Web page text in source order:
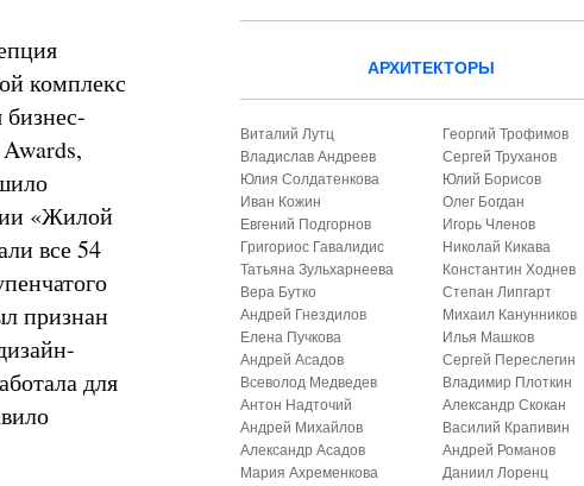
комплекс
«Жилой
все 54
признан
для
АРХИТЕКТОРЫ
Виталий Лутц
Владислав Андреев
Юлия Солдатенкова
Иван Кожин
Евгений Подгорнов
Григориос Гавалидис
Татьяна Зульхарнеева
Вера Бутко
Андрей Гнездилов
Елена Пучкова
Андрей Асадов
Всеволод Медведев
Антон Надточий
Андрей Михайлов
Александр Асадов
Мария Ахременкова
Георгий Трофимов
Сергей Труханов
Юлий Борисов
Олег Богдан
Игорь Членов
Николай Кикава
Константин Ходнев
Степан Липгарт
Михаил Канунников
Илья Машков
Сергей Переслегин
Владимир Плоткин
Александр Скокан
Василий Крапивин
Андрей Романов
Даниил Лоренц